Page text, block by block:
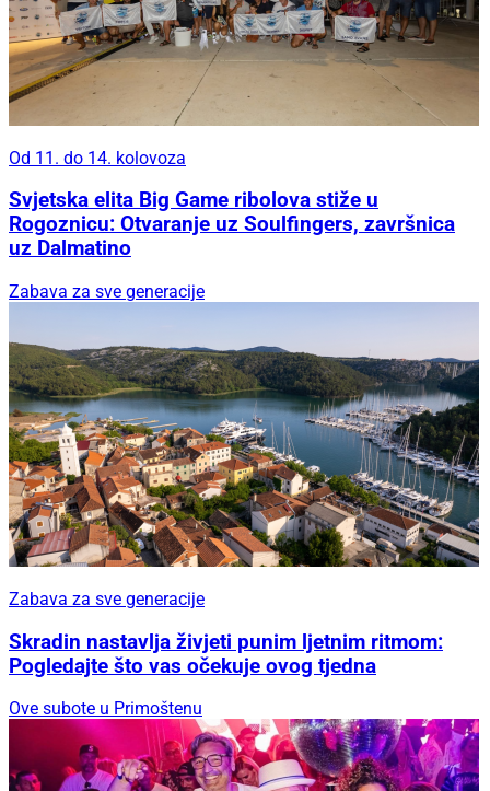
Od 11. do 14. kolovoza
Svjetska elita Big Game ribolova stiže u
Rogoznicu: Otvaranje uz Soulfingers, završnica
uz Dalmatino
Zabava za sve generacije
Zabava za sve generacije
Skradin nastavlja živjeti punim ljetnim ritmom:
Pogledajte što vas očekuje ovog tjedna
Ove subote u Primoštenu